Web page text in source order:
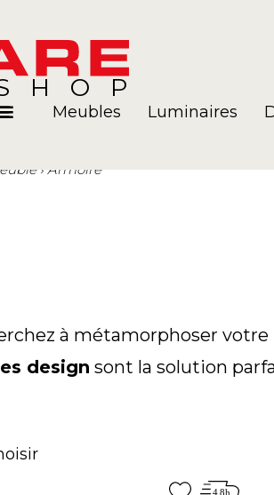
Meubles Luminaires
Armoire
à métamorphoser
design sont la solution